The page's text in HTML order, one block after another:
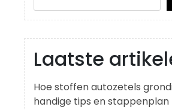
Laatste
Hoe stoffen autozetels
handige tips en stappenplan